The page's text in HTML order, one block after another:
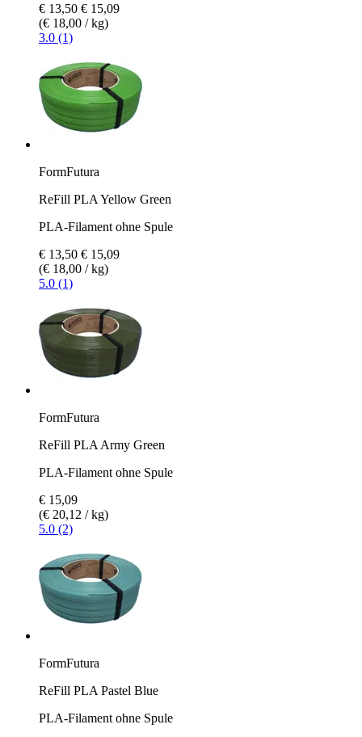
€ 13,50 € 15,09
(€ 18,00 / kg)
3.0 (1)
FormFutura
ReFill PLA Yellow Green
PLA-Filament ohne Spule
€ 13,50 € 15,09
(€ 18,00 / kg)
5.0 (1)
FormFutura
ReFill PLA Army Green
PLA-Filament ohne Spule
€ 15,09
(€ 20,12 / kg)
5.0 (2)
FormFutura
ReFill PLA Pastel Blue
PLA-Filament ohne Spule